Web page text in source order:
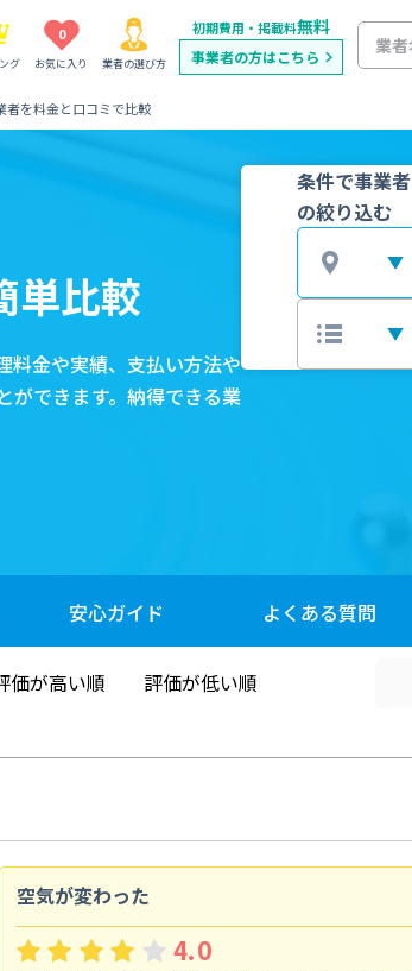
グ
0
お気に入り 業者の選び方
初期費用・掲載料無料
事業者の方はこちら
者を料金と口コミで比較
単比較
料金や実績、支払い方法や
ができます。納得できる業
条件で事業者
の絞り込む
安心ガイド よくある質問
価が高い順 評価が低い順
空気が変わった
4.0